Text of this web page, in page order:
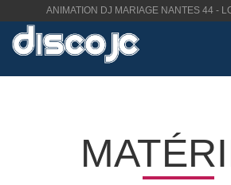
ANIMATION DJ MARIAGE NANTES 44 -